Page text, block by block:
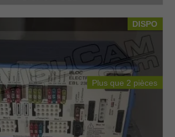
Plus que 2 pièces
DISPO